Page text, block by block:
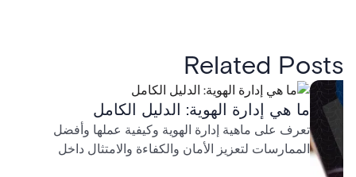
Related Posts
ما هي إدارة الهوية: الدليل الكامل
تعرف على ماهية إدارة الهوية وكيفية عملها وأفضل
الممارسات لتعزيز الأمان والكفاءة والامتثال داخل